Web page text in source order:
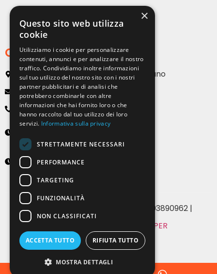
Contatti
Via Emilia, 13 20090 Buccinasco – Milano
info@solartendemilano.it
+ 39 0239 931 187
Lunedì-Venerdì
8:30 - 12:30 e 14:00 - 18:00
Sabato
9:00 - 12:00 (solo su appuntamento)
© 2024 Solartende SRL | P.IVA 07393890962 |
BY WHITE PAPER
Privacy & Cookie Policy
×
Questo sito web utilizza
cookie
Utilizziamo i cookie per personalizzare
contenuti, annunci e per analizzare il nostro
traffico. Condividiamo inoltre informazioni
sul tuo utilizzo del nostro sito con i nostri
partner pubblicitari e di analisi che
potrebbero combinarle con altre
informazioni che hai fornito loro o che
hanno raccolto dal tuo utilizzo dei loro
servizi. Informativa sulla privacy
STRETTAMENTE NECESSARI
PERFORMANCE
TARGETING
FUNZIONALITÀ
NON CLASSIFICATI
ACCETTA TUTTO RIFIUTA TUTTO
MOSTRA DETTAGLI